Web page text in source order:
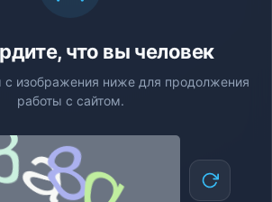
что вы человек
с изображения ниже для продолжения
работы с сайтом.